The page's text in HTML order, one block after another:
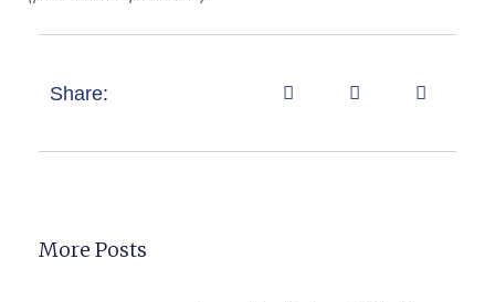
Share:
More Posts